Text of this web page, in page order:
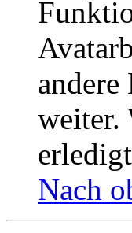
weiter.
Nach